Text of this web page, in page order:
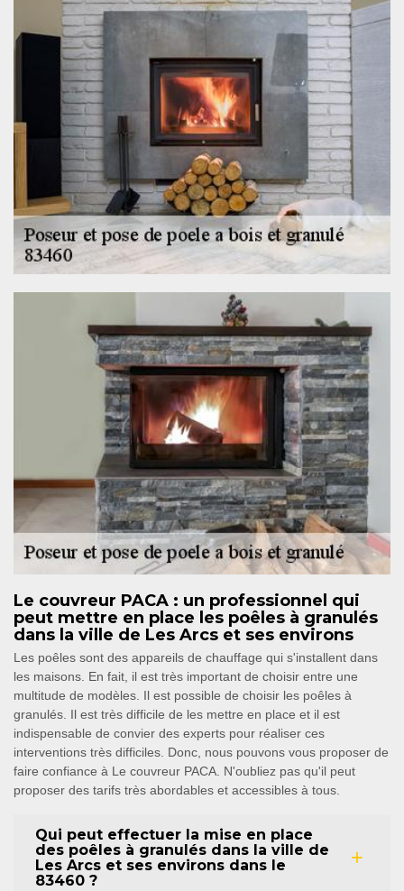
Le couvreur PACA : un professionnel qui
peut mettre en place les poêles à granulés
dans la ville de Les Arcs et ses environs
Les poêles sont des appareils de chauffage qui s'installent dans
les maisons. En fait, il est très important de choisir entre une
multitude de modèles. Il est possible de choisir les poêles à
granulés. Il est très difficile de les mettre en place et il est
indispensable de convier des experts pour réaliser ces
interventions très difficiles. Donc, nous pouvons vous proposer de
faire confiance à Le couvreur PACA. N'oubliez pas qu'il peut
proposer des tarifs très abordables et accessibles à tous.
Qui peut effectuer la mise en place
des poêles à granulés dans la ville de
Les Arcs et ses environs dans le
83460 ?